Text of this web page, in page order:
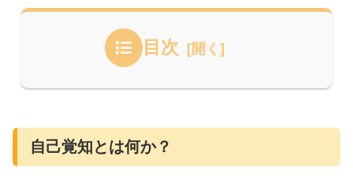
目次
自己覚知とは何か？